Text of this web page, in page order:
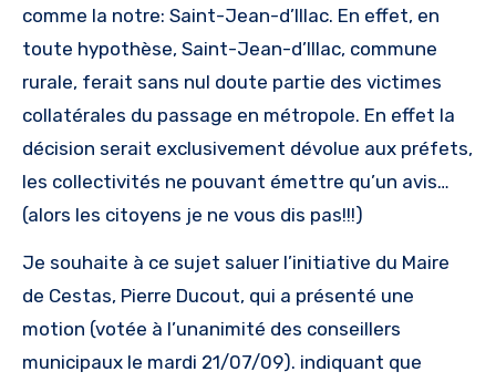
comme la notre: Saint-Jean-d’Illac. En effet, en
toute hypothèse, Saint-Jean-d’Illac, commune
rurale, ferait sans nul doute partie des victimes
collatérales du passage en métropole. En effet la
décision serait exclusivement dévolue aux préfets,
les collectivités ne pouvant émettre qu’un avis…
(alors les citoyens je ne vous dis pas!!!)
Je souhaite à ce sujet saluer l’initiative du Maire
de Cestas, Pierre Ducout, qui a présenté une
motion (votée à l’unanimité des conseillers
municipaux le mardi 21/07/09). indiquant que